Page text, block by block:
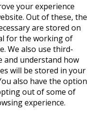
your experience
Out of these, the
are stored on
for the working of
We also use third-
and understand how
will be stored in your
also have the option
out of some of
experience.